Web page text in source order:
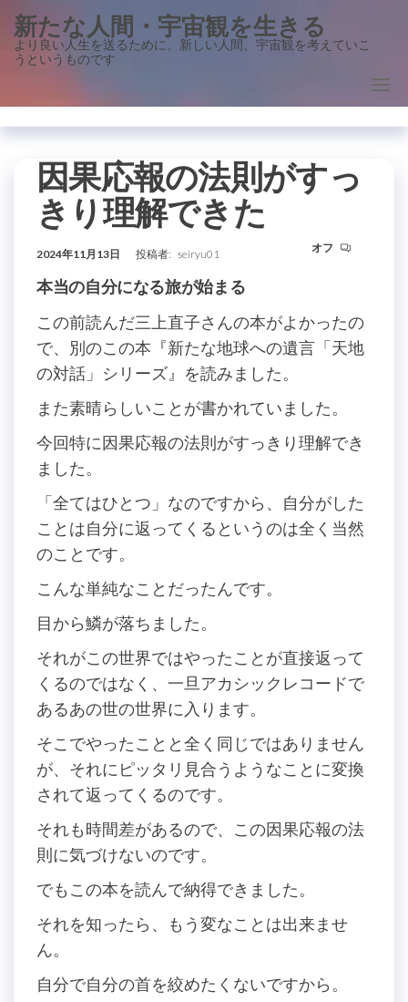
ン
に
新たな人間・宇宙観を生きる
より良い人生を送るために、新しい人間、宇宙観を考えていこ
うというものです
因果応報の法則がすっ
きり理解できた
2024年11月13日 投稿者: seiryu01 オフ
本当の自分になる旅が始まる
この前読んだ三上直子さんの本がよかったの
で、別のこの本『新たな地球への遺言「天地
の対話」シリーズ』を読みました。
また素晴らしいことが書かれていました。
今回特に因果応報の法則がすっきり理解でき
ました。
「全てはひとつ」なのですから、自分がした
ことは自分に返ってくるというのは全く当然
のことです。
こんな単純なことだったんです。
目から鱗が落ちました。
それがこの世界ではやったことが直接返って
くるのではなく、一旦アカシックレコードで
あるあの世の世界に入ります。
そこでやったことと全く同じではありません
が、それにピッタリ見合うようなことに変換
されて返ってくるのです。
それも時間差があるので、この因果応報の法
則に気づけないのです。
でもこの本を読んで納得できました。
それを知ったら、もう変なことは出来ませ
ん。
自分で自分の首を絞めたくないですから。